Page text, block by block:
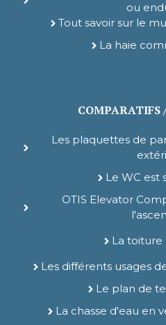
ou
Tout savoir sur le
La haie
COMPARATIFS
Les plaquettes de
Le WC est
OTIS Elevator
La toiture
Les différents usages
Le plan de
La chasse d'eau en